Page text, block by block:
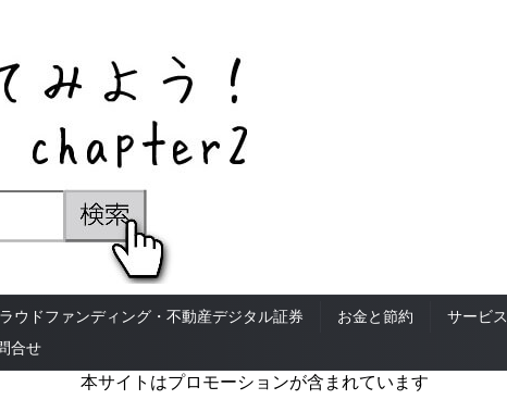
ウドファンディング・不動産デジタル証券 お金と節約 サービス
合せ
本サイトはプロモーションが含まれています